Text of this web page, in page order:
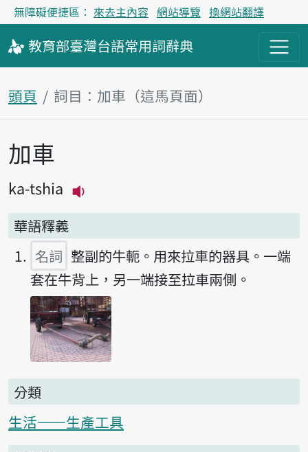
無障礙便捷區： 來去主內容 網站導覽 換網站翻譯
教育部臺灣台語常用詞辭典
頭頁 詞目：加車（這馬頁面）
主內容區
加車
ka-tshia
華語釋義
名詞 整副的牛軛。用來拉車的器具。一端
套在牛背上，另一端接至拉車兩側。
分類
生活——生產工具